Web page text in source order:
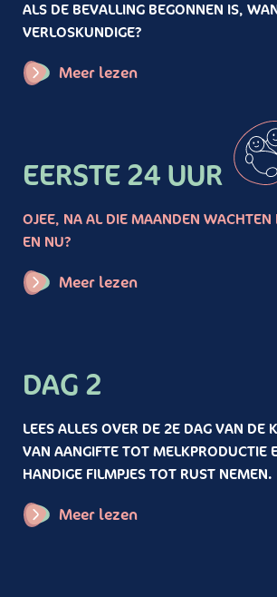
ALS DE BEVALLING BEGONNEN IS,
VERLOSKUNDIGE?
Meer lezen
EERSTE 24 UUR
OJEE, NA AL DIE MAANDEN WACHTEN
EN NU?
Meer lezen
DAG 2
LEES ALLES OVER DE 2E DAG VAN DE
VAN AANGIFTE TOT MELKPRODUCTIE
HANDIGE FILMPJES TOT RUST NEMEN.
Meer lezen